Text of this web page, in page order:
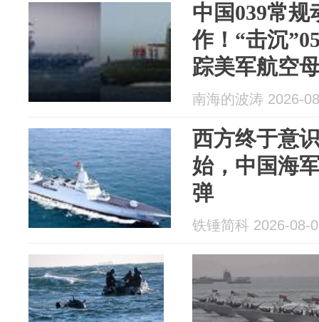
中国039常
作！“击沉
踪美军航空
南海的波涛 2026-
西方终于意
始，中国海
弹
铁锤简科 2026-08-